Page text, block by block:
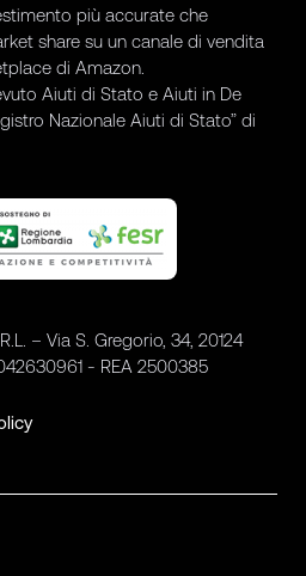
più accurate che
share su un canale di vendita
di Amazon.
Aiuti di Stato e Aiuti in De
Nazionale Aiuti di Stato” di
– Via S. Gregorio, 34, 20124
- REA 2500385